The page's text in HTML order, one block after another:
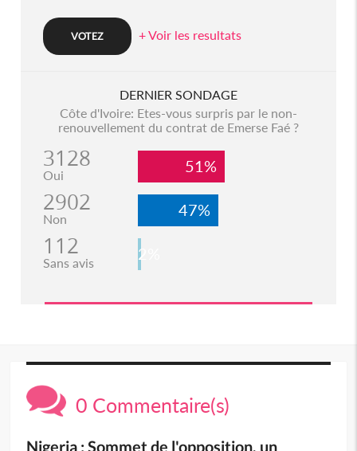
+ Voir les resultats
DERNIER SONDAGE
Côte d'Ivoire: Etes-vous surpris par le non-
renouvellement du contrat de Emerse Faé ?
3128
Oui 51%
2902
Non 47%
112
Sans avis 2%
0 Commentaire(s)
Nigeria : Sommet de l'opposition, un